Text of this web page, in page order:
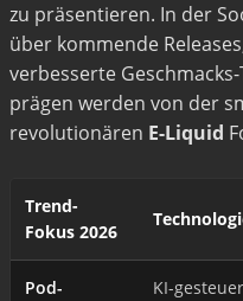
zu präsentieren. In der
über kommende
verbesserte
prägen werden von der
revolutionären E-Liquid
Trend-
Fokus 2026
Pod-
KI-